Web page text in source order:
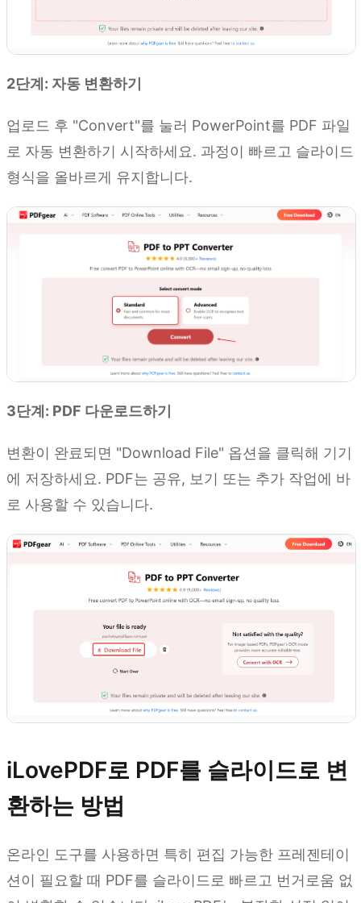
2단계: 자동 변환하기
업로드 후 "Convert"를 눌러 PowerPoint를 PDF 파일
로 자동 변환하기 시작하세요. 과정이 빠르고 슬라이드
형식을 올바르게 유지합니다.
3단계: PDF 다운로드하기
변환이 완료되면 "Download File" 옵션을 클릭해 기기
에 저장하세요. PDF는 공유, 보기 또는 추가 작업에 바
로 사용할 수 있습니다.
iLovePDF로 PDF를 슬라이드로 변
환하는 방법
온라인 도구를 사용하면 특히 편집 가능한 프레젠테이
션이 필요할 때 PDF를 슬라이드로 빠르고 번거로움 없